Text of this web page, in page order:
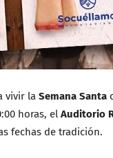
vivir la Semana Santa
horas, el Auditorio
fechas de tradición.